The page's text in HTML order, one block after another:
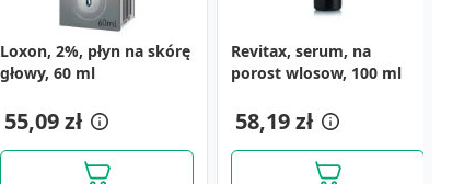
Loxon, 2%, płyn na skórę
głowy, 60 ml
55,09 zł
Revitax, serum, na
porost wlosow, 100 ml
58,19 zł